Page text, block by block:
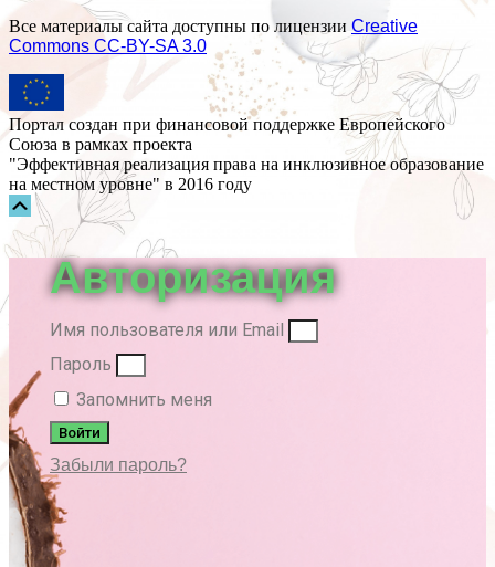
Все материалы сайта доступны по лицензии Creative
Commons СС-BY-SA 3.0
Портал создан при финансовой поддержке Европейского
Союза в рамках проекта
"Эффективная реализация права на инклюзивное образование
на местном уровне" в 2016 году
Прокрутка
вверх
Авторизация
Имя пользователя или Email
Пароль
Запомнить меня
Войти
Забыли пароль?